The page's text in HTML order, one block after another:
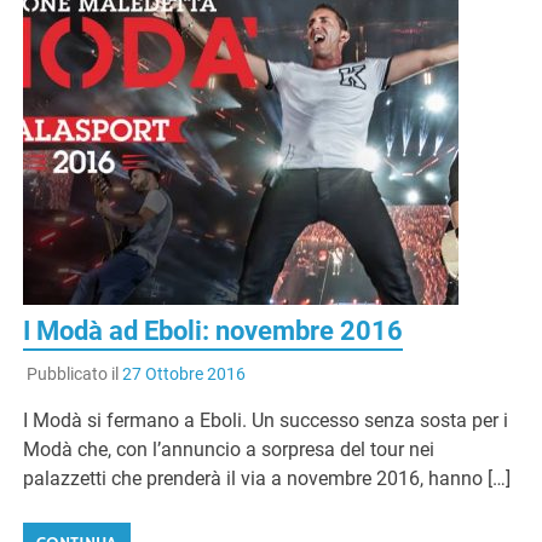
I Modà ad Eboli: novembre 2016
Pubblicato il 27 Ottobre 2016
I Modà si fermano a Eboli. Un successo senza sosta per i
Modà che, con l’annuncio a sorpresa del tour nei
palazzetti che prenderà il via a novembre 2016, hanno […]